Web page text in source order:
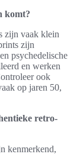
komt?
zijn vaak klein
zijn
psychedelische
en werken
ook
op jaren 50,
retro-
kenmerkend,